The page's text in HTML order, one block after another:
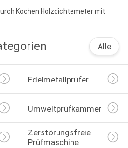
Kochen Holzdichtemeter mit
Alle
Edelmetallprüfer
Umweltprüfkammer
Zerstörungsfreie
Prüfmaschine